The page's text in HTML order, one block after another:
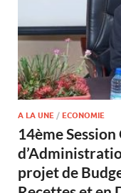
A LA UNE / ECONOMIE
14ème
projet de